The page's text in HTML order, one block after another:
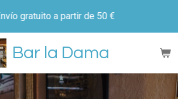
Bar la Dama
gratuito a partir de 50 €